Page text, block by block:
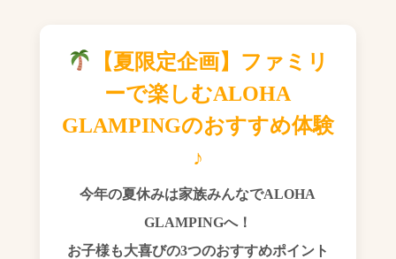
【夏限定企画】ファミリ
ーで楽しむALOHA
GLAMPINGのおすすめ体験
♪
今年の夏休みは家族みんなでALOHA
GLAMPINGへ！
お子様も大喜びの3つのおすすめポイント